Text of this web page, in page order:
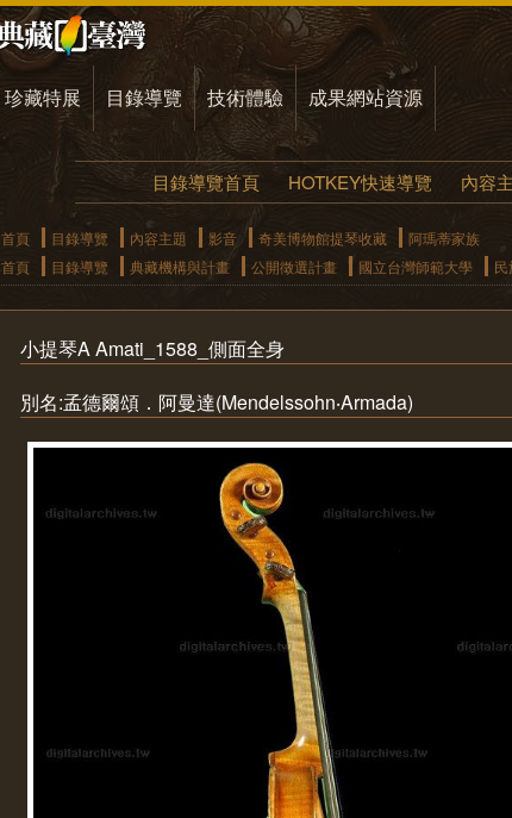
珍藏特展 目錄導覽 技術體驗 成果網站資源
目錄導覽首頁 HOTKEY快速導覽 內容
首頁 目錄導覽 內容主題 影音 奇美博物館提琴收藏
阿瑪蒂家族
首頁
目錄導覽 典藏機構與計畫 公開徵選計畫 國立台灣師範大學
小提琴A Amati_1588_側面全身
別名:孟德爾頌．阿曼達(Mendelssohn‧Armada)